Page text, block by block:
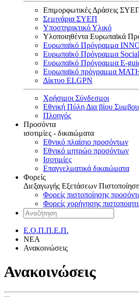
Επιμορφωτικές Δράσεις
Σεμινάρια ΣΥΕΠ
Υποστηρικτικό Υλικό
Υλοποιηθέντα Ευρωπαϊκά
Ευρωπαϊκό Πρόγραμμα
Ευρωπαϊκό Πρόγραμμα
Ευρωπαϊκό Πρόγραμμα E-
Ευρωπαϊκό πρόγραμμα
Δίκτυο ELGPN
Χρήσιμοι Σύνδεσμοι
Εθνική Πύλη Δια βίου
Πλοηγός
Προσόντα
ισοτιμίες - δικαιώματα
Εθνικό πλαίσιο προσόντων
Εθνικό μητρώο προσόντων
Ισοτιμίες
Επαγγελματικά δικαιώματα
Φορείς
Διεξαγωγής Εξετάσεων
Φορείς πιστοποίησης
Φορείς χορήγησης
Ε.Ο.Π.Π.Ε.Π.
ΝΕΑ
Ανακοινώσεις
Ανακοινώσεις